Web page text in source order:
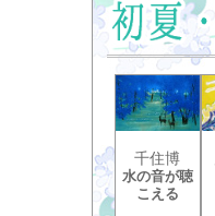
千住博
水の音が聴
こえる